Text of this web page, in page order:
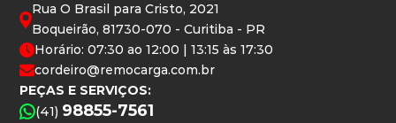
Rua O Brasil para Cristo, 2021
Boqueirão, 81730-070 - Curitiba - PR
Horário: 07:30 ao 12:00 | 13:15 às 17:30
cordeiro@remocarga.com.br
PEÇAS E SERVIÇOS:
(41) 98855-7561